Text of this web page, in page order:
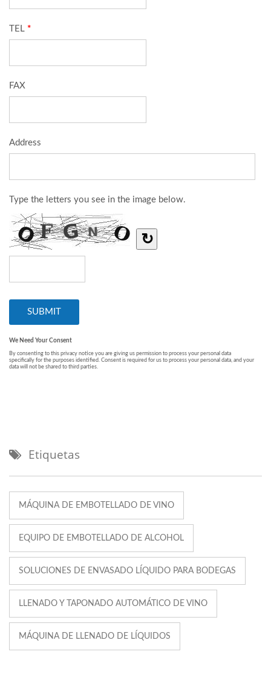
Etiquetas
MÁQUINA DE EMBOTELLADO DE VINO
EQUIPO DE EMBOTELLADO DE ALCOHOL
SOLUCIONES DE ENVASADO LÍQUIDO PARA BODEGAS
LLENADO Y TAPONADO AUTOMÁTICO DE VINO
MÁQUINA DE LLENADO DE LÍQUIDOS